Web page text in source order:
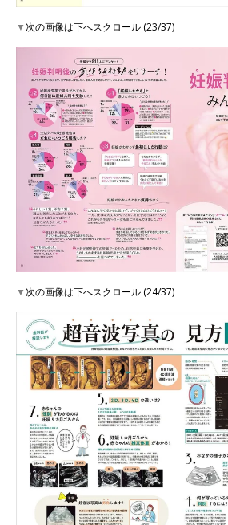
▼次の画像は下へスクロール (23/37)
▼次の画像は下へスクロール (24/37)